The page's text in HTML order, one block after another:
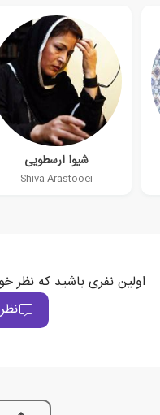
شیوا ارسطویی
Shiva Arastooei
اولین نفری باشید که نظر